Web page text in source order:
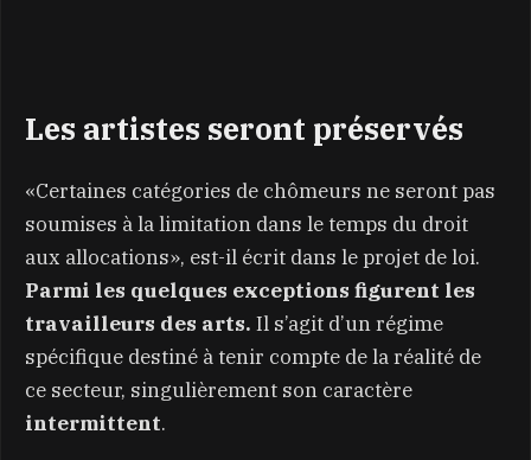
Les artistes seront préservés
«Certaines catégories de chômeurs ne seront pas
soumises à la limitation dans le temps du droit
aux allocations», est-il écrit dans le projet de loi.
Parmi les quelques exceptions figurent les
travailleurs des arts. Il s’agit d’un régime
spécifique destiné à tenir compte de la réalité de
ce secteur, singulièrement son caractère
intermittent.